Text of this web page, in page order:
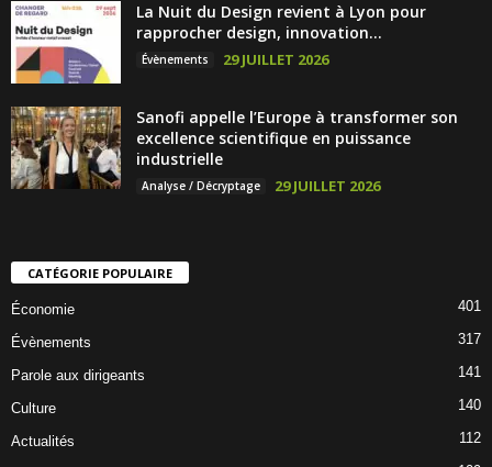
La Nuit du Design revient à Lyon pour
rapprocher design, innovation...
Évènements 29 JUILLET 2026
Sanofi appelle l’Europe à transformer son
excellence scientifique en puissance
industrielle
Analyse / Décryptage 29 JUILLET 2026
CATÉGORIE POPULAIRE
Économie 401
Évènements 317
Parole aux dirigeants 141
Culture 140
Actualités 112